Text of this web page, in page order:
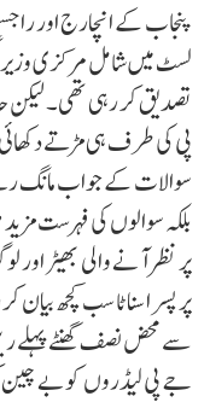
پنجاب کے انچارج اور
لسٹ میں شامل مرکزی
تصدیق کر رہی تھی۔ لیکن
پی کی طرف ہی مڑتے دکھائی
سوالات کے جواب مانگ
بلکہ سوالوں کی فہرست
پر نظر آنے والی بھیڑ اور
سے محض نصف گھنٹے پہلے
جے پی لیڈروں کو بے